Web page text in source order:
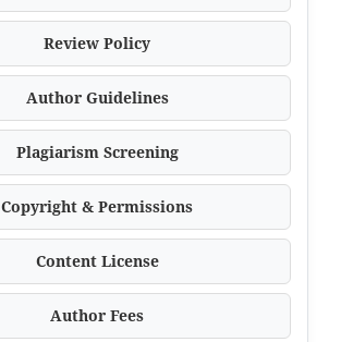
Review Policy
Author Guidelines
Plagiarism Screening
Copyright & Permissions
Content License
Author Fees